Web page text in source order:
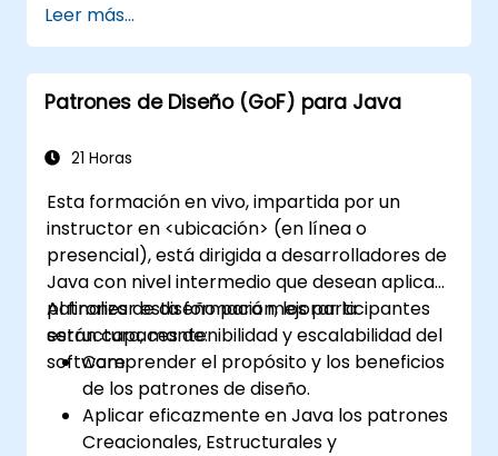
como existe actualmente (as-is)
Implementar flujos de procesos
optimizados para procesos intensivos en
recursos humanos
procesos y dividirlos en partes más
Leer más...
Patrones de Diseño (GoF) para Java
21 Horas
Esta formación en vivo, impartida por un
instructor en <ubicación> (en línea o
presencial), está dirigida a desarrolladores de
Java con nivel intermedio que desean aplicar
patrones de diseño para mejorar la
estructura, mantenibilidad y escalabilidad del
software.
Al finalizar esta formación, los participantes
serán capaces de:
Comprender el propósito y los beneficios
de los patrones de diseño.
Aplicar eficazmente en Java los patrones
Creacionales, Estructurales y